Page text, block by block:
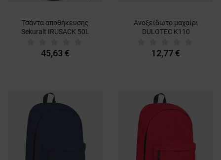
Τσάντα αποθήκευσης
Sekuralt IRUSACK 50L
45,63 €
Ανοξείδωτο μαχαίρι
DULOTEC K110
12,77 €